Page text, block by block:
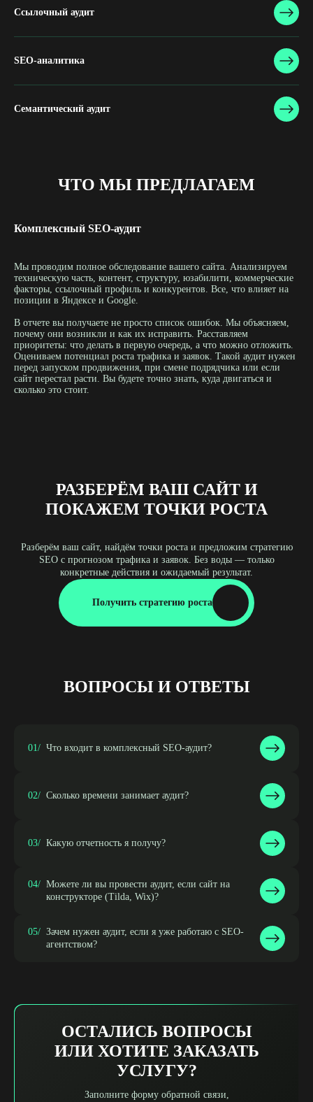
Ссылочный аудит
SEO-аналитика
Семантический аудит
ЧТО МЫ ПРЕДЛАГАЕМ
Комплексный SEO-аудит
Мы проводим полное обследование вашего сайта. Анализируем
техническую часть, контент, структуру, юзабилити, коммерческие
факторы, ссылочный профиль и конкурентов. Все, что влияет на
позиции в Яндексе и Google.
В отчете вы получаете не просто список ошибок. Мы объясняем,
почему они возникли и как их исправить. Расставляем
приоритеты: что делать в первую очередь, а что можно отложить.
Оцениваем потенциал роста трафика и заявок. Такой аудит нужен
перед запуском продвижения, при смене подрядчика или если
сайт перестал расти. Вы будете точно знать, куда двигаться и
сколько это стоит.
РАЗБЕРЁМ ВАШ САЙТ И
ПОКАЖЕМ ТОЧКИ РОСТА
Разберём ваш сайт, найдём точки роста и предложим стратегию
SEO с прогнозом трафика и заявок. Без воды — только
конкретные действия и ожидаемый результат.
Получить стратегию роста
ВОПРОСЫ И ОТВЕТЫ
01/ Что входит в комплексный SEO-аудит?
02/ Сколько времени занимает аудит?
03/ Какую отчетность я получу?
04/ Можете ли вы провести аудит, если сайт на
конструкторе (Tilda, Wix)?
05/ Зачем нужен аудит, если я уже работаю с SEO-
агентством?
ОСТАЛИСЬ ВОПРОСЫ
ИЛИ ХОТИТЕ ЗАКАЗАТЬ
УСЛУГУ?
Заполните форму обратной связи,